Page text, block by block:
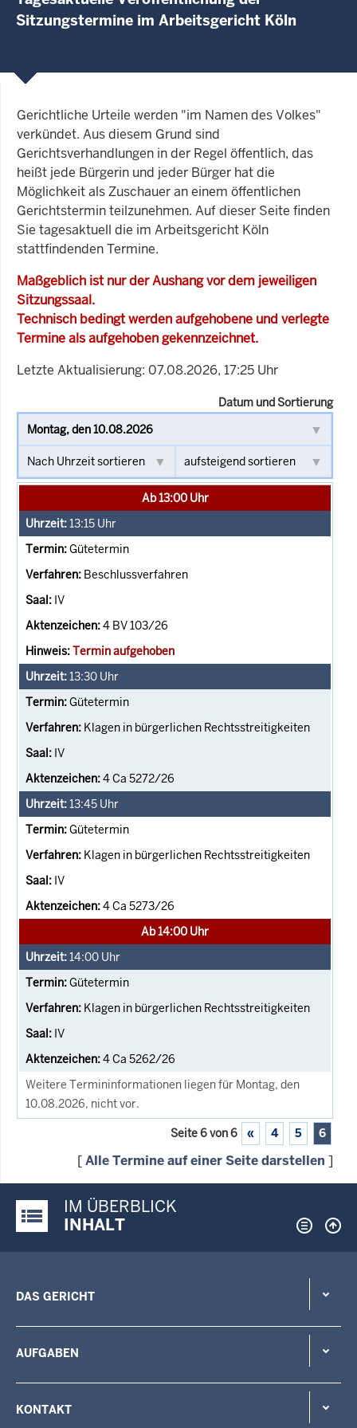
Sitzungstermine im Arbeitsgericht Köln
Gerichtliche Urteile werden "im Namen des Volkes"
verkündet. Aus diesem Grund sind
Gerichtsverhandlungen in der Regel öffentlich, das
heißt jede Bürgerin und jeder Bürger hat die
Möglichkeit als Zuschauer an einem öffentlichen
Gerichtstermin teilzunehmen. Auf dieser Seite finden
Sie tagesaktuell die im Arbeitsgericht Köln
stattfindenden Termine.
Maßgeblich ist nur der Aushang vor dem jeweiligen
Sitzungssaal.
Technisch bedingt werden aufgehobene und verlegte
Termine als aufgehoben gekennzeichnet.
Letzte Aktualisierung: 07.08.2026, 17:25 Uhr
Datum und Sortierung
Ab 13:00 Uhr
13:15 Uhr
Gütetermin
Beschlussverfahren
IV
4 BV 103/26
Termin aufgehoben
13:30 Uhr
Gütetermin
Klagen in bürgerlichen Rechtsstreitigkeiten
IV
4 Ca 5272/26
13:45 Uhr
Gütetermin
Klagen in bürgerlichen Rechtsstreitigkeiten
IV
4 Ca 5273/26
Ab 14:00 Uhr
14:00 Uhr
Gütetermin
Klagen in bürgerlichen Rechtsstreitigkeiten
IV
4 Ca 5262/26
Weitere Termininformationen liegen für Montag, den
10.08.2026, nicht vor.
Seite 6 von 6 « 4 5 6
[Alle Termine auf einer Seite darstellen ]
Justiz-Portal im Überblick:
IM ÜBERBLICK
INHALT
DAS GERICHT
AUFGABEN
KONTAKT